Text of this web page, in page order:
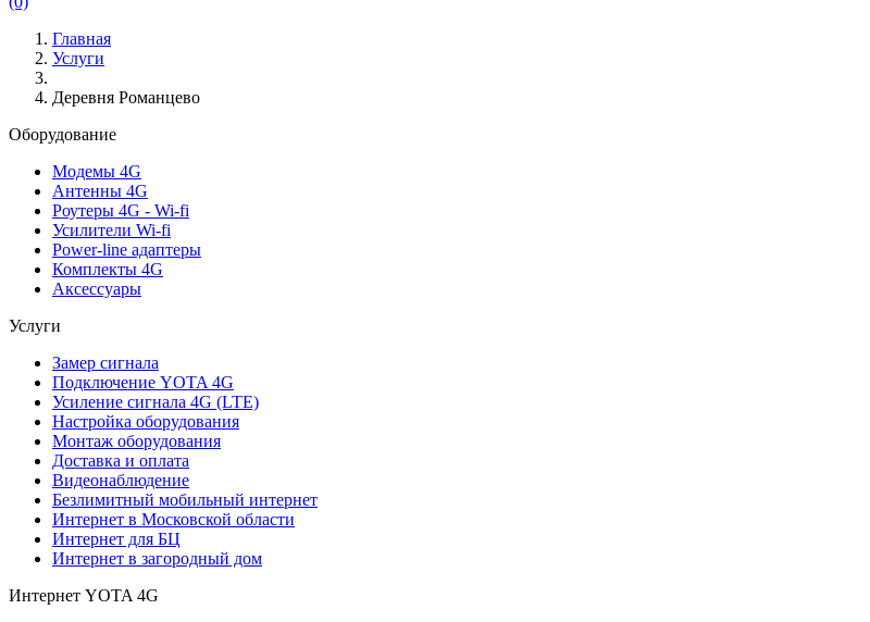
Главная
Услуги
Деревня Романцево
Оборудование
Модемы 4G
Антенны 4G
Роутеры 4G - Wi-fi
Усилители Wi-fi
Power-line адаптеры
Комплекты 4G
Аксессуары
Услуги
Замер сигнала
Подключение YOTA 4G
Усиление сигнала 4G (LTE)
Настройка оборудования
Монтаж оборудования
Доставка и оплата
Видеонаблюдение
Безлимитный мобильный интернет
Интернет в Московской области
Интернет для БЦ
Интернет в загородный дом
Интернет YOTA 4G